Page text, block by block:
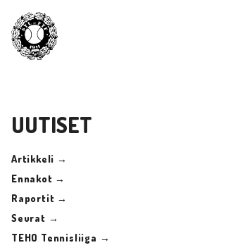
UUTISET
Artikkeli →
Ennakot →
Raportit →
Seurat →
TEHO Tennisliiga →